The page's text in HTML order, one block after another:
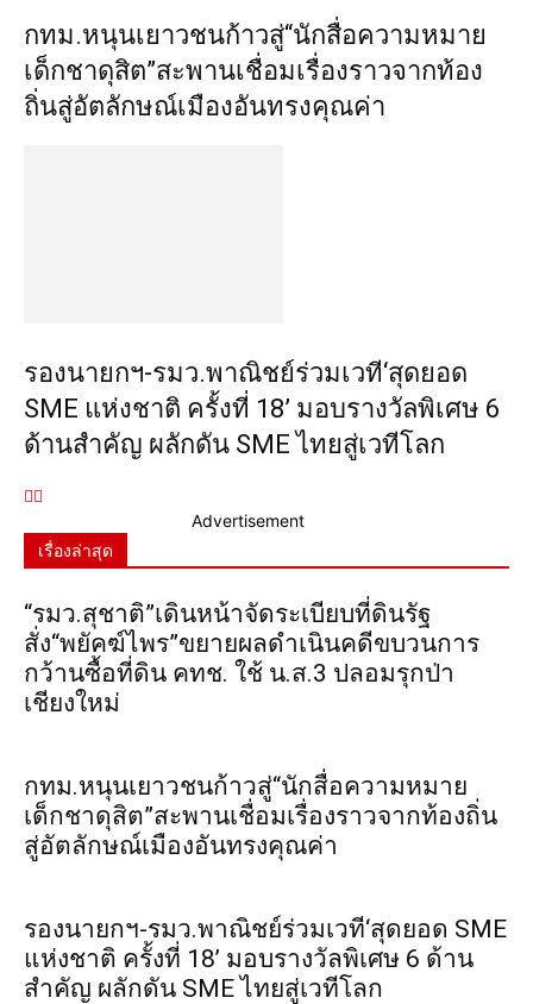
กทม.หนุนเยาวชนก้าวสู่“นักสื่อความหมาย
เด็กชาดุสิต”สะพานเชื่อมเรื่องราวจากท้อง
ถิ่นสู่อัตลักษณ์เมืองอันทรงคุณค่า
รองนายกฯ-รมว.พาณิชย์ร่วมเวที‘สุดยอด
SME แห่งชาติ ครั้งที่ 18’ มอบรางวัลพิเศษ 6
ด้านสำคัญ ผลักดัน SME ไทยสู่เวทีโลก
Advertisement
เรื่องล่าสุด
“รมว.สุชาติ”เดินหน้าจัดระเบียบที่ดินรัฐ
สั่ง“พยัคฆ์ไพร”ขยายผลดำเนินคดีขบวนการ
กว้านซื้อที่ดิน คทช. ใช้ น.ส.3 ปลอมรุกป่า
เชียงใหม่
กทม.หนุนเยาวชนก้าวสู่“นักสื่อความหมาย
เด็กชาดุสิต”สะพานเชื่อมเรื่องราวจากท้องถิ่น
สู่อัตลักษณ์เมืองอันทรงคุณค่า
รองนายกฯ-รมว.พาณิชย์ร่วมเวที‘สุดยอด SME
แห่งชาติ ครั้งที่ 18’ มอบรางวัลพิเศษ 6 ด้าน
สำคัญ ผลักดัน SME ไทยสู่เวทีโลก